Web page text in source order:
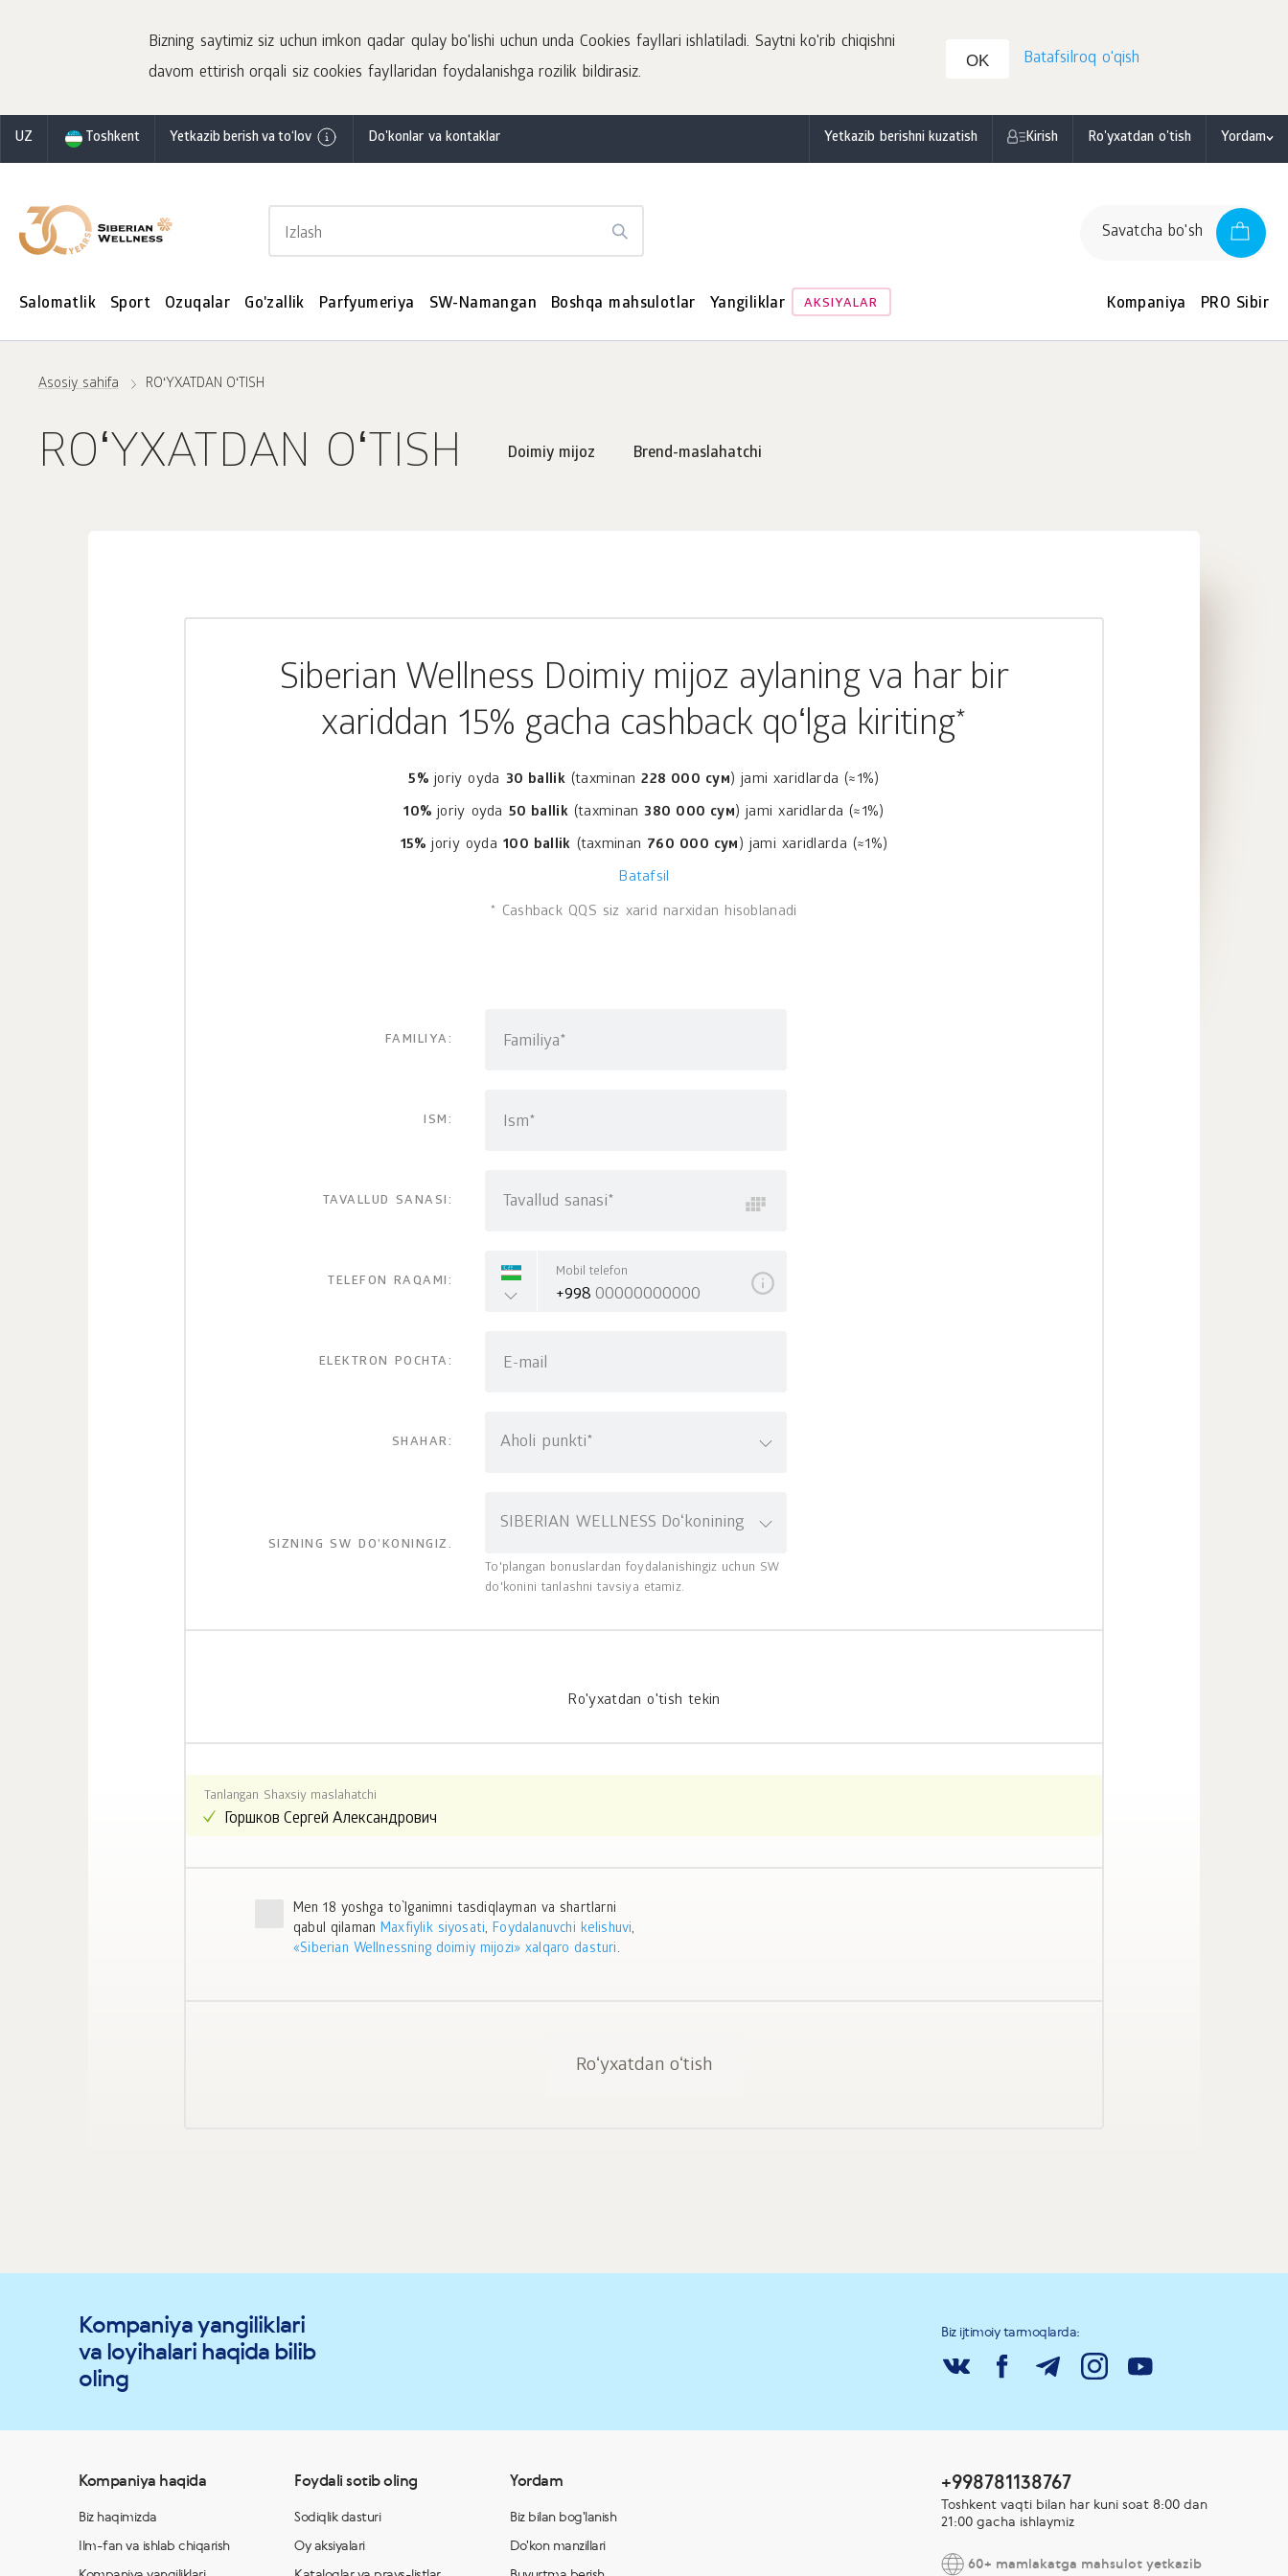
Bizning saytimiz siz uchun imkon qadar qulay bo'lishi uchun unda Cookies fayllari ishlatiladi. Saytni ko'rib chiqishni
davom ettirish orqali siz cookies fayllaridan foydalanishga rozilik bildirasiz.
OK Batafsilroq o'qish
UZ Toshkent Yetkazib berish va to‘lov Do'konlar va kontaklar Yetkazib berishni kuzatish Kirish Ro'yxatdan o'tish Yordam
Savatcha bo'sh
Salomatlik Sport Ozuqalar Go'zallik Parfyumeriya SW-Namangan Boshqa mahsulotlar Yangiliklar AKSIYALAR Kompaniya PRO Sibir
Asosiy sahifa ROʻYXATDAN OʻTISH
ROʻYXATDAN OʻTISH Doimiy mijoz Brend-maslahatchi
Siberian Wellness Doimiy mijoz aylaning va har bir
xariddan 15% gacha cashback qoʻlga kiriting*
5% joriy oyda 30 ballik(taxminan228 000 сум) jami xaridlarda (≈1%)
10% joriy oyda 50 ballik(taxminan380 000 сум) jami xaridlarda (≈1%)
15% joriy oyda 100 ballik (taxminan 760 000 сум) jami xaridlarda (≈1%)
Batafsil
* Cashback QQS siz xarid narxidan hisoblanadi
FAMILIYA: Familiya*
ISM: Ism*
TAVALLUD SANASI: Tavallud sanasi*
TELEFON RAQAMI:
Mobil telefon
+998
ELEKTRON POCHTA: E-mail
SHAHAR: Aholi punkti*
SIZNING SW DO'KONINGIZ.
SIBERIAN WELLNESS Doʻkonining
To'plangan bonuslardan foydalanishingiz uchun SW
do'konini tanlashni tavsiya etamiz.
Ro'yxatdan o'tish tekin
Tanlangan Shaxsiy maslahatchi
Men 18 yoshga to`lganimni tasdiqlayman va shartlarni
qabul qilaman Maxfiylik siyosati,Foydalanuvchi kelishuvi,
«Siberian Wellnessning doimiy mijozi» xalqaro dasturi.
Roʻyxatdan oʻtish
Kompaniya yangiliklari
va loyihalari haqida bilib
oling
Biz ijtimoiy tarmoqlarda:
Kompaniya haqida
Biz haqimizda
Ilm-fan va ishlab chiqarish
Foydali sotib oling
Sodiqlik dasturi
Oy aksiyalari
Yordam
Biz bilan bog'lanish
Do'kon manzillari
+998781138767
Toshkent vaqti bilan har kuni soat 8:00 dan
21:00 gacha ishlaymiz
60+ mamlakatga mahsulot yetkazib